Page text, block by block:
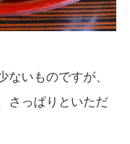
ないものですが、
さっぱりといただ